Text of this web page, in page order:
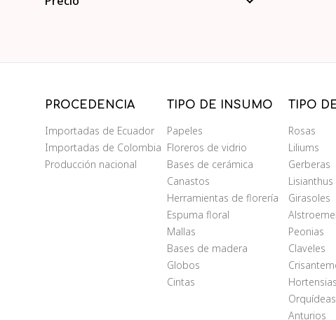
PROCEDENCIA
Importadas de Ecuador
Importadas de Colombia
Producción nacional
TIPO DE INSUMO
Papeles
Floreros de vidrio
Bases de cerámica
Canastos
Herramientas de florería
Espuma floral
Mallas
Bases de madera
Globos
Cintas
TIPO
Rosas
Liliums
Gerberas
Lisianthus
Girasoles
Peonias
Claveles
Hortensias
Orquídeas
Anturios